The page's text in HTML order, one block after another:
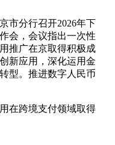
市分行召开2026年下
会，会议指出一次性
推广在京取得积极成
新应用，深化运用金
型。推进数字人民币
在跨境支付领域取得